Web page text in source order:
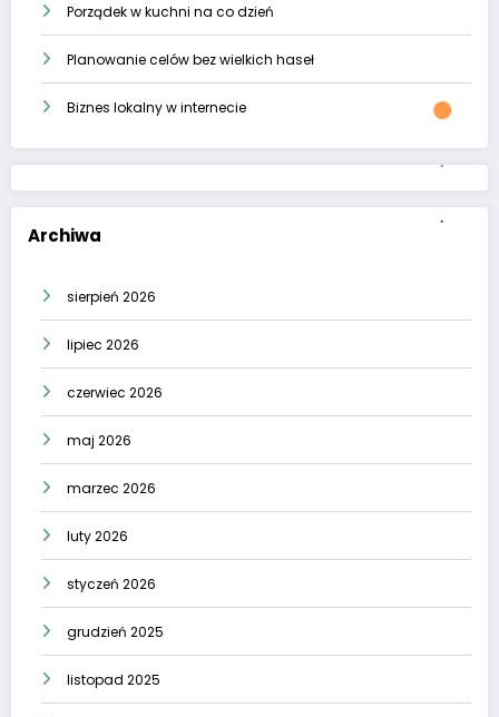
Porządek w kuchni na co dzień
Planowanie celów bez wielkich haseł
Biznes lokalny w internecie
Archiwa
sierpień 2026
lipiec 2026
czerwiec 2026
maj 2026
marzec 2026
luty 2026
styczeń 2026
grudzień 2025
listopad 2025